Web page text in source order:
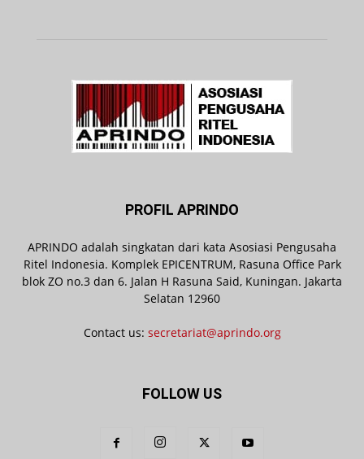
PROFIL APRINDO
APRINDO adalah singkatan dari kata Asosiasi Pengusaha
Ritel Indonesia. Komplek EPICENTRUM, Rasuna Office Park
blok ZO no.3 dan 6. Jalan H Rasuna Said, Kuningan. Jakarta
Selatan 12960
Contact us: secretariat@aprindo.org
FOLLOW US